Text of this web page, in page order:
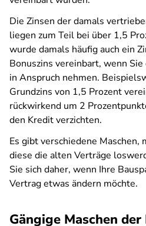
Die Zinsen der damals
liegen zum Teil bei über 1,5
wurde damals häufig auch ein
Bonuszins vereinbart, wenn
in Anspruch nehmen.
Grundzins von 1,5 Prozent
rückwirkend um 2
den Kredit verzichten.
Es gibt verschiedene Maschen,
diese die alten Verträge
Sie sich daher, wenn Ihre
Vertrag etwas ändern möchte.
Gängige Maschen